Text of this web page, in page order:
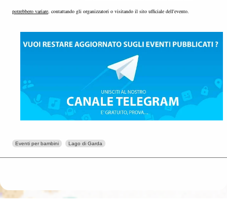
potrebbero variare, contattando gli organizzatori o visitando il sito ufficiale dell'evento.
Eventi per bambini Lago di Garda